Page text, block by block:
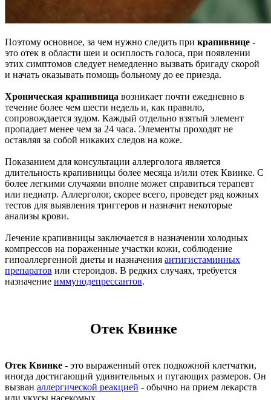
Поэтому основное, за чем нужно следить при крапивнице -
это отек в области шеи и осиплость голоса, при появлении
этих симптомов следует немедленно вызвать бригаду скорой
и начать оказывать помощь больному до ее приезда.
Хроническая крапивница возникает почти ежедневно в
течение более чем шести недель и, как правило,
сопровождается зудом. Каждый отдельно взятый элемент
пропадает менее чем за 24 часа. Элементы проходят не
оставляя за собой никаких следов на коже.
Показанием для консультации аллерголога является
длительность крапивницы более месяца и/или отек Квинке. С
более легкими случаями вполне может справиться терапевт
или педиатр. Аллерголог, скорее всего, проведет ряд кожных
тестов для выявления триггеров и назначит некоторые
анализы крови.
Лечение крапивницы заключается в назначении холодных
компрессов на пораженные участки кожи, соблюдение
гипоаллергенной диеты и назначения антигистаминных
препаратов или стероидов. В редких случаях, требуется
назначение иммунодепрессантов.
Отек Квинке
Отек Квинке - это выраженный отек подкожной клетчатки,
иногда достигающий удивительных и пугающих размеров. Он
вызван аллергической реакцией - обычно на прием лекарств
или укусы насекомых.